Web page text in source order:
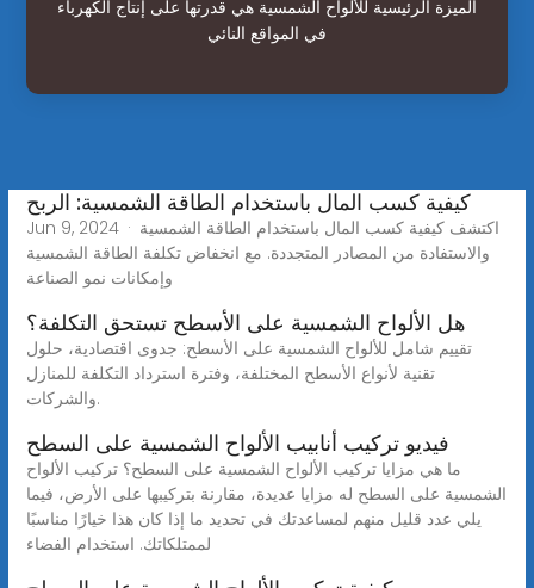
الميزة الرئيسية للألواح الشمسية هي قدرتها على إنتاج الكهرباء
في المواقع النائي
كيفية كسب المال باستخدام الطاقة الشمسية: الربح
Jun 9, 2024 · اكتشف كيفية كسب المال باستخدام الطاقة الشمسية
والاستفادة من المصادر المتجددة. مع انخفاض تكلفة الطاقة الشمسية
وإمكانات نمو الصناعة
هل الألواح الشمسية على الأسطح تستحق التكلفة؟
تقييم شامل للألواح الشمسية على الأسطح: جدوى اقتصادية، حلول
تقنية لأنواع الأسطح المختلفة، وفترة استرداد التكلفة للمنازل
والشركات.
فيديو تركيب أنابيب الألواح الشمسية على السطح
ما هي مزايا تركيب الألواح الشمسية على السطح؟ تركيب الألواح
الشمسية على السطح له مزايا عديدة، مقارنة بتركيبها على الأرض، فيما
يلي عدد قليل منهم لمساعدتك في تحديد ما إذا كان هذا خيارًا مناسبًا
لممتلكاتك. استخدام الفضاء